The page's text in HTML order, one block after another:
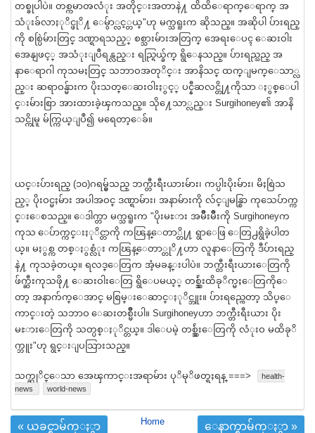
တစ္ခုပါပဲ။ တစ္ကမာၻလံုး အတိုင္းအတာနဲ႔ ထိထိေရာက္ေရာက္ အ
သံုးခ်လာႏုိင္ဖုိ႔ ေမွ်ာ္လင့္တယ္"ဟု မက္သရူးက ဆိုသည္။ အဆိုပါ ပ်ားရည္
ကို စစ္ပြဲမ်ားတြင္ ဒဏ္ရာရသည့္ စစ္သားမ်ားအတြက္ အေရးေပၚ ေဆးဝါး
အေနျဖင့္ အသံုးျပဳရန္လည္း ရည္ရြယ္ခ်က္ ရွိေနသည္။ ပ်ားရည္သည္ အ
နာေရာဂါ ကုသမႈတြင္ သဘာဝအတုိင္း အာနိသင္ ထက္ျမက္ေသာ္လ
ည္း ဆရာဝန္မ်ားက ပိုးသတ္ေဆးဝါးႏွင့္ ပင္နီဆလင္တို႔ကိုသာ ႏွစ္ေပါ
င္းမ်ားစြာ အားထားခဲ့ၾကသည္။ သို႔ေသာ္လည္း Surgihoney၏ အာနိ
သင္ကိုမူ မ်က္ကြယ္ျပဳ၍ မရေတာ့ေခ်။
ယင္းပ်ားရည္ (၁၀)ဂရမ္မွ်သည္ ဘက္တီးရီးယားမ်ား၊ ကပ္ပါးပိုးမ်ား၊ မိႈစြဲသ
ည့္ ပိုးဝင္မႈမ်ား အပါအဝင္ ဒဏ္ရာမ်ား၊ အနာမ်ားကို လ်င္ျမန္စြာ ကုသေပ်ာက္က
င္းေစသည္။ ေဒါက္တာ မက္သရူးက "ပိုးမႊား အမ်ိဳးမ်ိဳးကို Surgihoneyက
ကုသ ေပ်ာက္ကင္းႏုိင္တာကို ကၽြန္ေတာ္တို႔ ရွာေဖြ ေတြ႕ရွိခဲ့ပါတ
ယ္။ မႏွစ္က တစ္ႏွစ္လံုး ကၽြန္ေတာ္တုိ႔ဟာ လူနာေတြကို ဒီပ်ားရည္
နဲ႔ ကုသခဲ့တယ္။ ရလဒ္ေတြက အံ့မခန္းပါပဲ။ ဘက္တီးရီးယားေတြကို
ဖ်က္ဆီးကုသဖို႔ ေဆးဝါးေတြ ရွိေပမယ့္ တစ္သွ်ဴးထိခုိက္မႈေတြကိုေ
တာ့ အနာက်က္ေအာင္ မစြမ္းေဆာင္ႏုိင္ဘူး။ ပ်ားရည္ကေတာ့ သိပ္ေ
ကာင္းတဲ့ သဘာဝ ေဆးတစ္မ်ိဳးပါ။ Surgihoneyဟာ ဘက္တီးရီးယား ပိုး
မႊားေတြကို သတ္ပစ္ႏုိင္တယ္။ ဒါေပမဲ့ တစ္သွ်ဴးေတြကို လံုးဝ မထိခုိ
က္ဘူး"ဟု ရွင္းျပသြားသည္။
သက္ဆုိင္ေသာ အေၾကာင္းအရာမ်ား ပုိမုိဖတ္ရႈရန္ ===>
health-
news
world-news
« ယခင္စာမ်က္ႏွာ Home ေနာက္စာမ်က္ႏွာ »